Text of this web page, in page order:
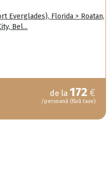
Everglades), Florida > Roatan,
Bel...
de la 172 €
/persoană (fără taxe)